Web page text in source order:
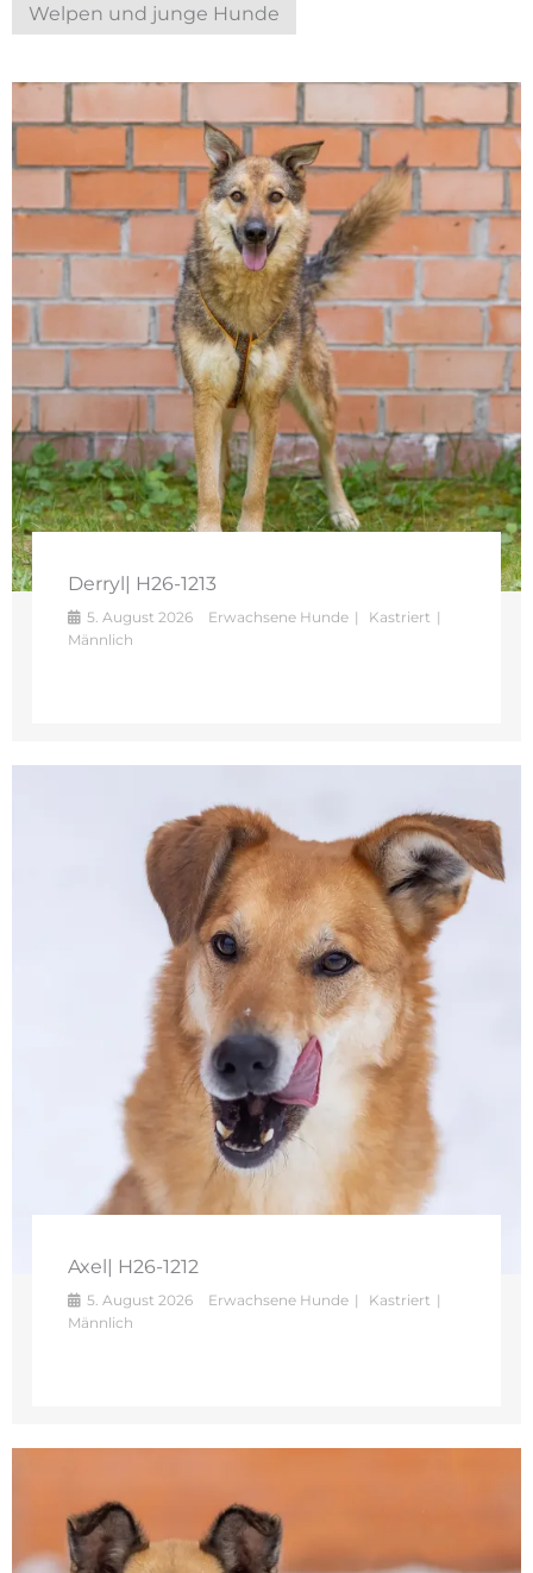
Welpen und junge Hunde
Derryl| H26-1213
5. August 2026 Erwachsene Hunde
Kastriert
Männlich
Axel| H26-1212
5. August 2026 Erwachsene Hunde
Kastriert
Männlich